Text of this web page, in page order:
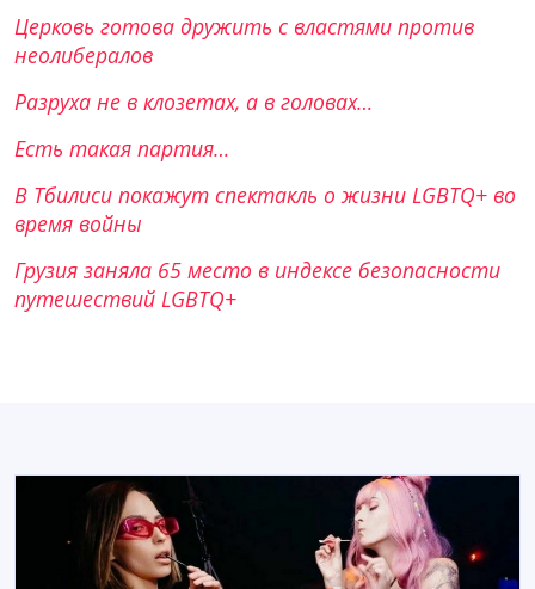
Церковь готова дружить с властями против
неолибералов
Разруха не в клозетах, а в головах…
Есть такая партия…
В Тбилиси покажут спектакль о жизни LGBTQ+ во
время войны
Грузия заняла 65 место в индексе безопасности
путешествий LGBTQ+